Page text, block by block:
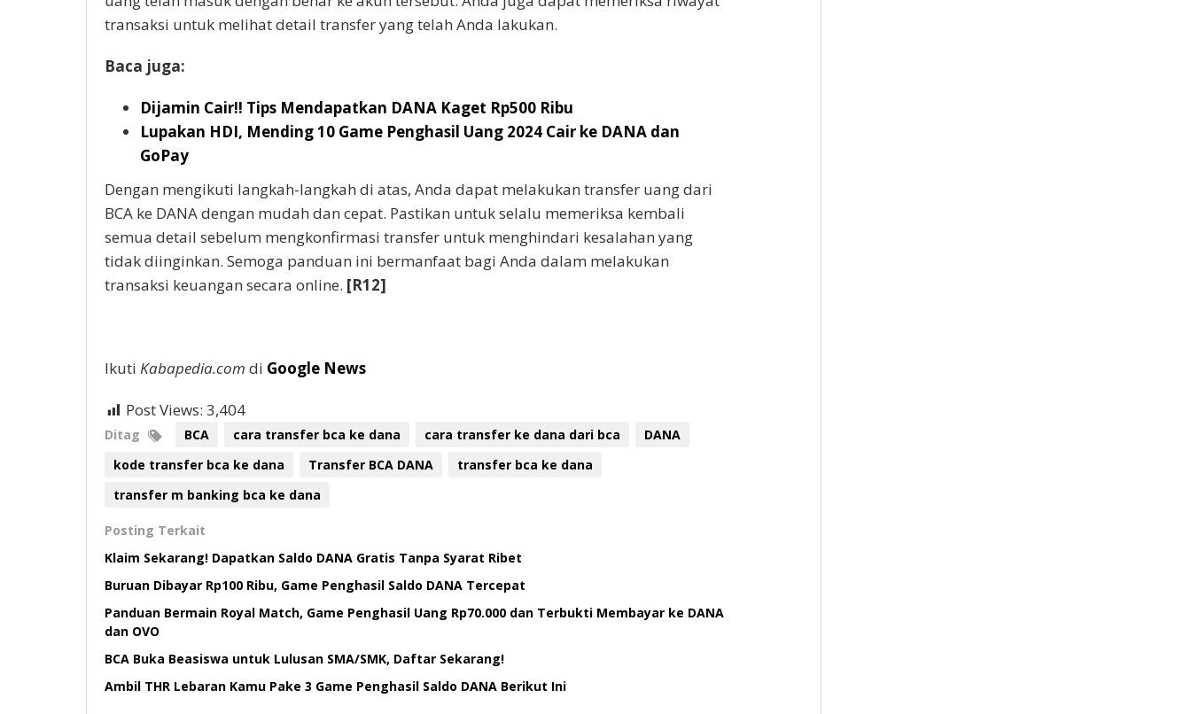
transaksi untuk melihat detail transfer yang telah Anda lakukan.
Baca juga:
Dijamin Cair!! Tips Mendapatkan DANA Kaget Rp500 Ribu
Lupakan HDI, Mending 10 Game Penghasil Uang 2024 Cair ke DANA dan
GoPay
Dengan mengikuti langkah-langkah di atas, Anda dapat melakukan transfer uang dari
BCA ke DANA dengan mudah dan cepat. Pastikan untuk selalu memeriksa kembali
semua detail sebelum mengkonfirmasi transfer untuk menghindari kesalahan yang
tidak diinginkan. Semoga panduan ini bermanfaat bagi Anda dalam melakukan
transaksi keuangan secara online. [R12]
Ikuti Kabapedia.com di Google News
Post Views: 3,404
Ditag BCA cara transfer bca ke dana cara transfer ke dana dari bca
DANA
kode transfer bca ke dana
Transfer BCA DANA
transfer bca ke dana
transfer m banking bca ke dana
Posting Terkait
Klaim Sekarang! Dapatkan Saldo DANA Gratis Tanpa Syarat Ribet
Buruan Dibayar Rp100 Ribu, Game Penghasil Saldo DANA Tercepat
Panduan Bermain Royal Match, Game Penghasil Uang Rp70.000 dan Terbukti Membayar ke DANA
dan OVO
BCA Buka Beasiswa untuk Lulusan SMA/SMK, Daftar Sekarang!
Ambil THR Lebaran Kamu Pake 3 Game Penghasil Saldo DANA Berikut Ini